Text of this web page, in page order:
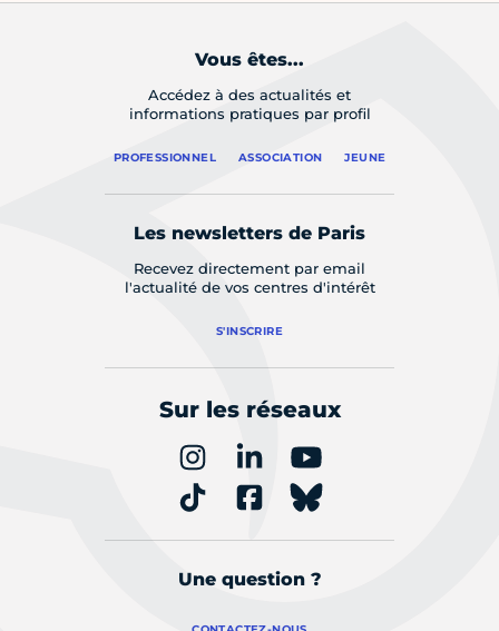
Vous êtes...
Accédez à des actualités et
informations pratiques par profil
PROFESSIONNEL ASSOCIATION JEUNE
Les newsletters de Paris
Recevez directement par email
l'actualité de vos centres d'intérêt
S'INSCRIRE
Sur les réseaux
Une question ?